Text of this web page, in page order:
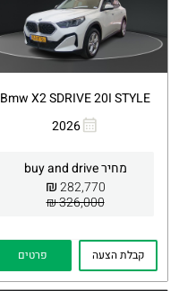
Bmw X2 SDRIVE 20I STYLE
2026
מחיר buy and drive
282,770
₪
326,000 ₪
Whatsapp
קבלת הצעה פרטים